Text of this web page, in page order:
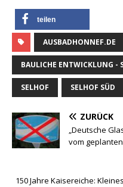
teilen
AUSBADHONNEF.DE
BAULICHE ENTWICKLUNG -
SELHOF SELHOF SÜD
ZURÜCK
„Deutsche
vom
150 Jahre Kaisereiche: